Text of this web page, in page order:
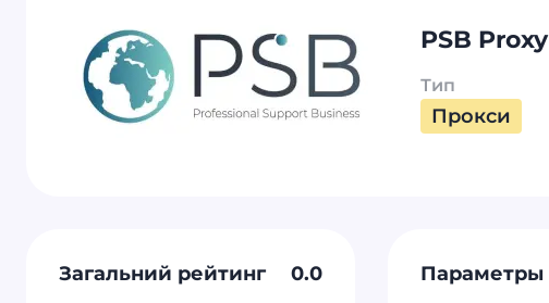
PSB Proxy
Тип
Прокси
Загальний рейтинг 0.0 Параметры